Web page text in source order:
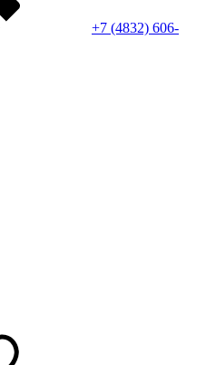
+7 (4832) 606-